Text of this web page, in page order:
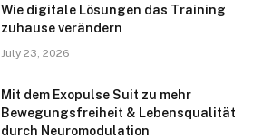
Wie digitale Lösungen das Training
zuhause verändern
July 23, 2026
Mit dem Exopulse Suit zu mehr
Bewegungsfreiheit & Lebensqualität
durch Neuromodulation